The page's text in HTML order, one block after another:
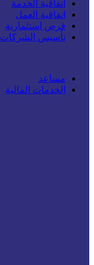
اتفاقية الخدمة
اتفاقية العمل
فرص استثمارية
تأسيس الشركات
مساعد
الخدمات المالية